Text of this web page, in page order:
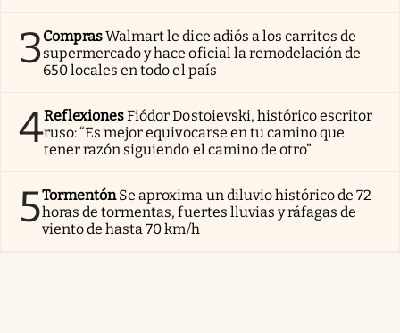
3ComprasWalmart le dice adiós a los carritos de
supermercado y hace oficial la remodelación de
650 locales en todo el país
4ReflexionesFiódor Dostoievski, histórico escritor
ruso: “Es mejor equivocarse en tu camino que
tener razón siguiendo el camino de otro”
5TormentónSe aproxima un diluvio histórico de 72
horas de tormentas, fuertes lluvias y ráfagas de
viento de hasta 70 km/h